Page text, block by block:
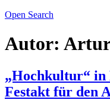
Open Search
Autor:
„Hochkultur“ in
Festakt für den